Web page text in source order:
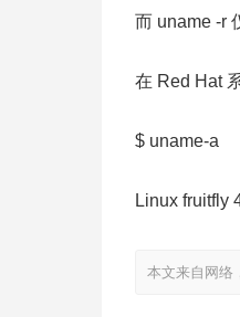
而 uname -r
在 Red Hat
$ uname-a
Linux fruitfly
本文来自网络